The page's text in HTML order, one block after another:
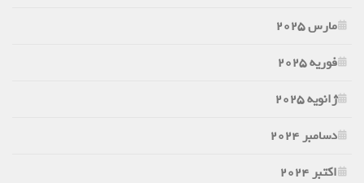
مارس 2025
فوریه 2025
ژانویه 2025
دسامبر 2024
اکتبر 2024